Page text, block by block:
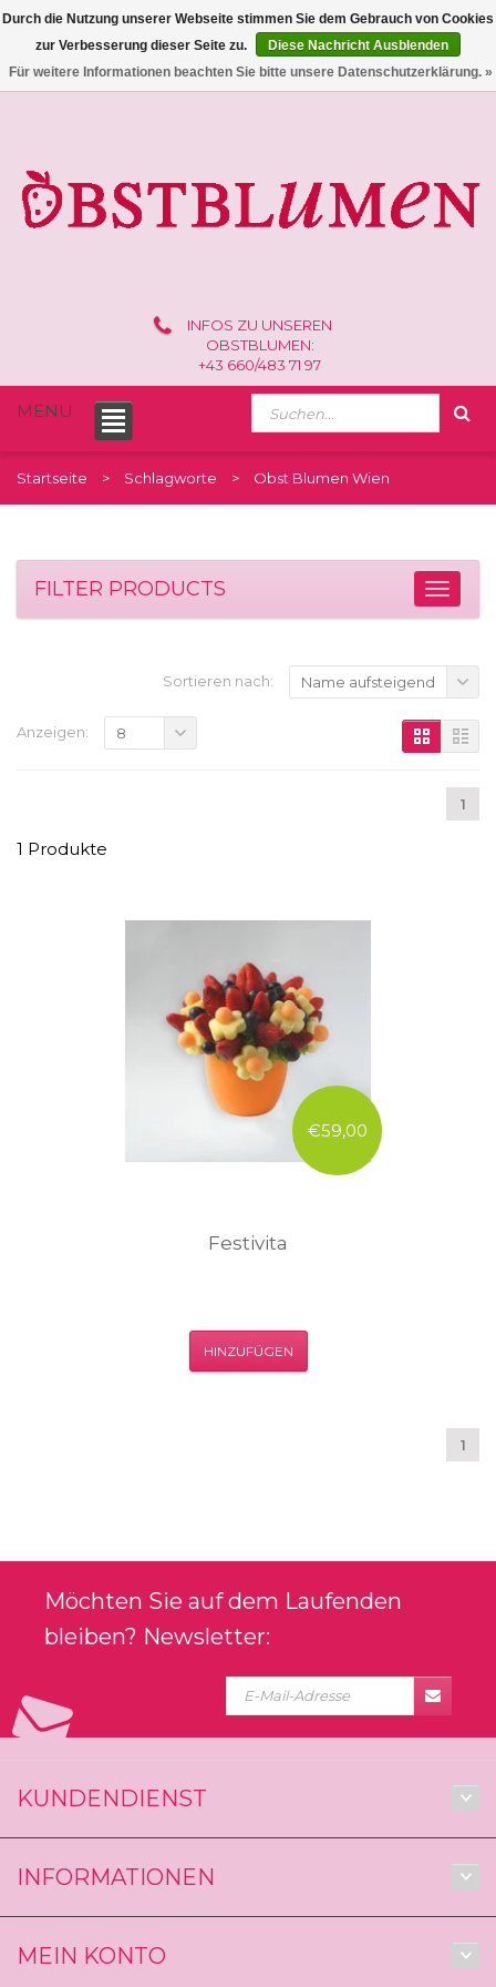
0 / €0,00
INFOS ZU UNSEREN
OBSTBLUMEN:
+43 660/483 71 97
MENU
Startseite Schlagworte Obst Blumen Wien
FILTER PRODUCTS
Sortieren nach: Name aufsteigend
1
Anzeigen: 8
1 Produkte
€59,00
Festivita
HINZUFÜGEN
1
Möchten Sie auf dem Laufenden
bleiben? Newsletter:
KUNDENDIENST
INFORMATIONEN
MEIN KONTO
Durch die Nutzung unserer Webseite stimmen Sie dem Gebrauch von Cookies
zur Verbesserung dieser Seite zu.
Diese Nachricht Ausblenden
Für weitere Informationen beachten Sie bitte unsere Datenschutzerklärung. »